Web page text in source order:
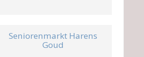
Seniorenmarkt Harens
Goud